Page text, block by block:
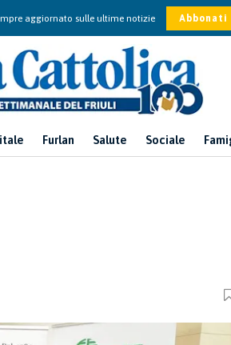
aggiornato sulle ultime notizie Abbonati
Furlan Salute Sociale